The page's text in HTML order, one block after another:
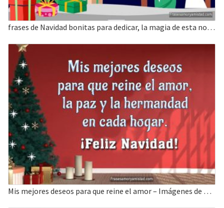
frases de Navidad bonitas para dedicar, la magia de esta noche traiga mucho amor y alegría.
Mis mejores deseos para que reine el amor – Imágenes de Feliz Navidad